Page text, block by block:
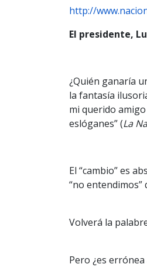
http://
El presidente,
¿Quién ganaría
la fantasía
mi querido
eslóganes” (La
El “cambio” es
“no
Volverá la
Pero ¿es